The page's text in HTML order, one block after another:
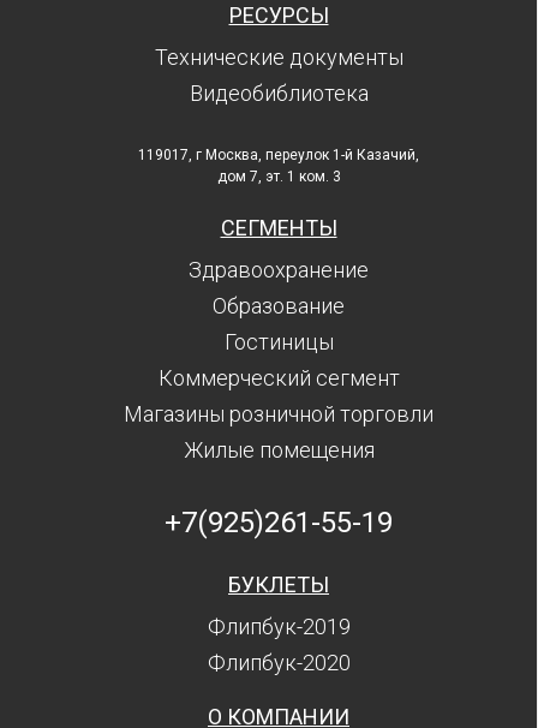
РЕСУРСЫ
Технические документы
Видеобиблиотека
119017, г Москва, переулок 1-й Казачий,
дом 7, эт. 1 ком. 3
СЕГМЕНТЫ
Здравоохранение
Образование
Гостиницы
Коммерческий сегмент
Магазины розничной торговли
Жилые помещения
+7(925)261-55-19
БУКЛЕТЫ
Флипбук-2019
Флипбук-2020
О КОМПАНИИ